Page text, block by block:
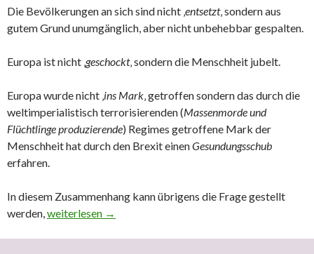
Die Bevölkerungen an sich sind nicht ‚entsetzt‚ sondern aus
gutem Grund unumgänglich, aber nicht unbehebbar gespalten.
Europa ist nicht ‚geschockt‚ sondern die Menschheit jubelt.
Europa wurde nicht ‚ins Mark‚ getroffen sondern das durch die
weltimperialistisch terrorisierenden (Massenmorde und
Flüchtlinge produzierende) Regimes getroffene Mark der
Menschheit hat durch den Brexit einenGesundungsschub
erfahren.
In diesem Zusammenhang kann übrigens die Frage gestellt
werden,N24: „EU entsetzt über Brexit“ – Meine Wenigkeit:
weiterlesen →